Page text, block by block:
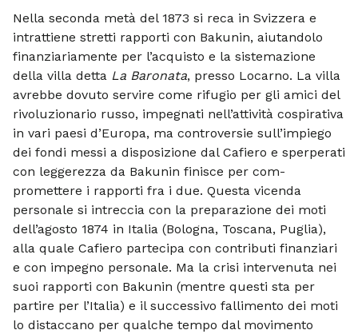
Nella seconda metà del 1873 si reca in Svizzera e
intrattiene stretti rapporti con Bakunin, aiutandolo
finan­ziariamente per l’acquisto e la sistema­zione
della villa detta La Baronata, presso Locarno. La villa
avrebbe dovuto servire come rifugio per gli amici del
ri­voluzionario russo, impegnati nell’attività cospirativa
in vari paesi d’Europa, ma controversie sull’impiego
dei fondi messi a disposizione dal Cafiero e sperperati
con leg­gerezza da Bakunin finisce per com­
promettere i rapporti fra i due. Questa vicenda
personale si intreccia con la pre­parazione dei moti
dell’agosto 1874 in Ita­lia (Bologna, Toscana, Puglia),
alla quale Cafiero partecipa con contributi finanziari
e con impegno personale. Ma la crisi in­tervenuta nei
suoi rapporti con Bakunin (mentre questi sta per
partire per l’Ita­lia) e il successivo fallimento dei moti
lo distaccano per qualche tempo dal movi­mento